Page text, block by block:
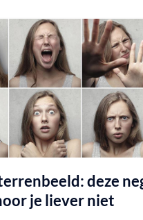
deze
je liever niet